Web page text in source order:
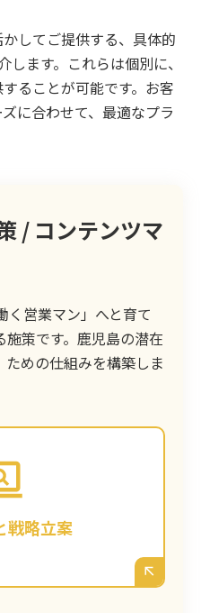
してご提供する、具体的
ます。これらは個別に、
ることが可能です。お客
に合わせて、最適なプラ
/ コンテンツマ
く営業マン」へと育て
策です。鹿児島の潜在
めの仕組みを構築しま
戦略立案
の現状を徹底的に分
サイトはどのような
ドで検索されている
強みを踏まえ、鹿児
ド戦略と、長期的な
プランを立案します。